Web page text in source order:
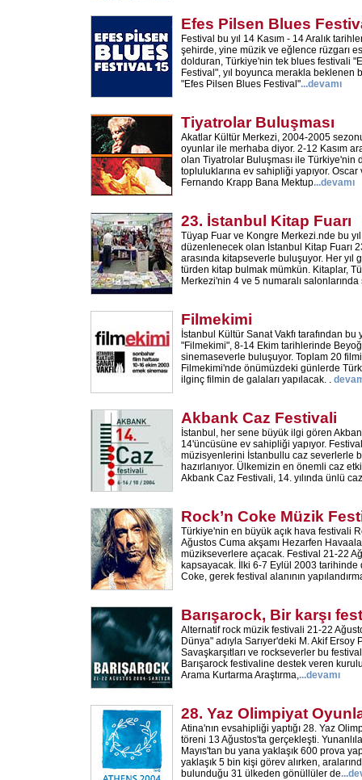
Efes Pilsen Blues
Festival bu yıl 14 Kasım - 14 Aralık
şehirde, yine müzik ve eğlence rüzgarı
dolduran, Türkiye'nin tek blues festivali
Festival", yıl boyunca merakla beklenen
"Efes Pilsen Blues Festival"...devamı
Tiyatrolar Buluşması
Akatlar Kültür Merkezi, 2004-2005
oyunlar ile merhaba diyor. 2-12 Kasım
olan Tiyatrolar Buluşması ile Türkiye'nin
topluluklarına ev sahipliği yapıyor.
Fernando Krapp Bana Mektup...devamı
23. İstanbul Kitap Fuarı
Tüyap Fuar ve Kongre Merkezi.nde bu
düzenlenecek olan İstanbul Kitap Fuarı
arasında kitapseverle buluşuyor. Her yıl
türden kitap bulmak mümkün. Kitaplar,
Merkezi'nin 4 ve 5 numaralı
Filmekimi
İstanbul Kültür Sanat Vakfı tarafından
"Filmekimi", 8-14 Ekim tarihlerinde
sinemaseverle buluşuyor. Toplam 20
Filmekimi'nde önümüzdeki günlerde
ilginç filmin de galaları yapılacak. .
Akbank Caz Festivali
İstanbul, her sene büyük ilgi gören
14'üncüsüne ev sahipliği yapıyor.
müzisyenlerini İstanbullu caz severlerle
hazırlanıyor. Ülkemizin en önemli caz
Akbank Caz Festivali, 14. yılında ünlü caz
Rock’n Coke Müzik
Türkiye'nin en büyük açık hava festivali
Ağustos Cuma akşamı Hezarfen
müzikseverlere açacak. Festival 21-22
kapsayacak. İlki 6-7 Eylül 2003
Coke, gerek festival alanının
Barışarock, Bir karşı
Alternatif rock müzik festivali 21-22
Dünya" adıyla Sarıyer'deki M. Akif Ersoy
Savaşkarşıtları ve rockseverler bu
Barışarock festivaline destek veren
Arama Kurtarma Araştırma,...devamı
28. Yaz Olimpiyat
Atina'nın evsahipliği yaptığı 28. Yaz
töreni 13 Ağustos'ta gerçekleşti.
Mayıs'tan bu yana yaklaşık 600 prova
yaklaşık 5 bin kişi görev alırken,
bulunduğu 31 ülkeden gönüllüler de...